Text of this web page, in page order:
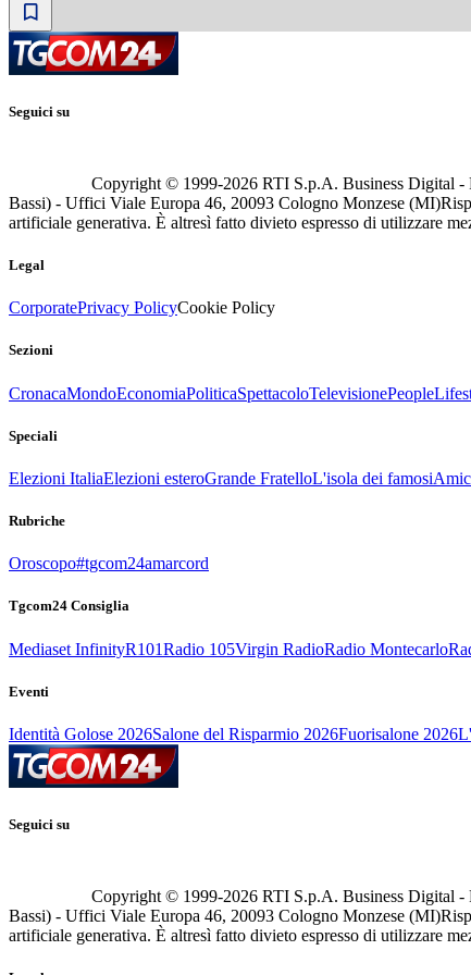
Seguici su
Copyright © 1999-2026 RTI S.p.A. Business Digital -
Bassi) - Uffici Viale Europa 46, 20093 Cologno Monzese (MI)
artificiale generativa. È altresì fatto divieto espresso di utilizzare
Legal
CorporatePrivacy PolicyCookie Policy
Sezioni
CronacaMondoEconomiaPoliticaSpettacoloTelevisionePeople
Speciali
Elezioni ItaliaElezioni esteroGrande FratelloL'isola dei famosi
Rubriche
Oroscopo#tgcom24amarcord
Tgcom24 Consiglia
Mediaset InfinityR101Radio 105Virgin RadioRadio Montecarlo
Eventi
Identità Golose 2026Salone del Risparmio 2026Fuorisalone 2026
Seguici su
Copyright © 1999-2026 RTI S.p.A. Business Digital -
Bassi) - Uffici Viale Europa 46, 20093 Cologno Monzese (MI)
artificiale generativa. È altresì fatto divieto espresso di utilizzare